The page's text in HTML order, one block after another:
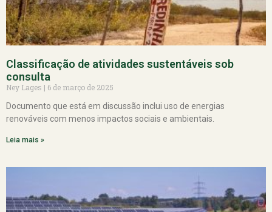
Classificação de atividades sustentáveis sob
consulta
Ney Lages
6 de março de 2025
Documento que está em discussão inclui uso de energias
renováveis com menos impactos sociais e ambientais.
Leia mais »